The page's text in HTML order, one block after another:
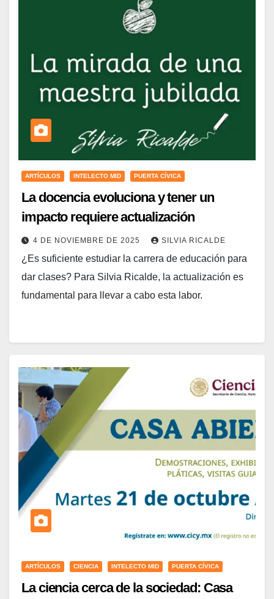
ARTÍCULOS INTELECTO MID PUERTA CÍVICA
La docencia evoluciona y tener un
impacto requiere actualización
4 DE NOVIEMBRE DE 2025 SILVIA RICALDE
¿Es suficiente estudiar la carrera de educación para
dar clases? Para Silvia Ricalde, la actualización es
fundamental para llevar a cabo esta labor.
ARTÍCULOS CIENCIA INTELECTO MID PUERTA CÍVICA
La ciencia cerca de la sociedad: Casa